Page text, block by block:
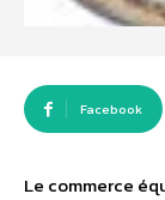
Facebook
Le commerce